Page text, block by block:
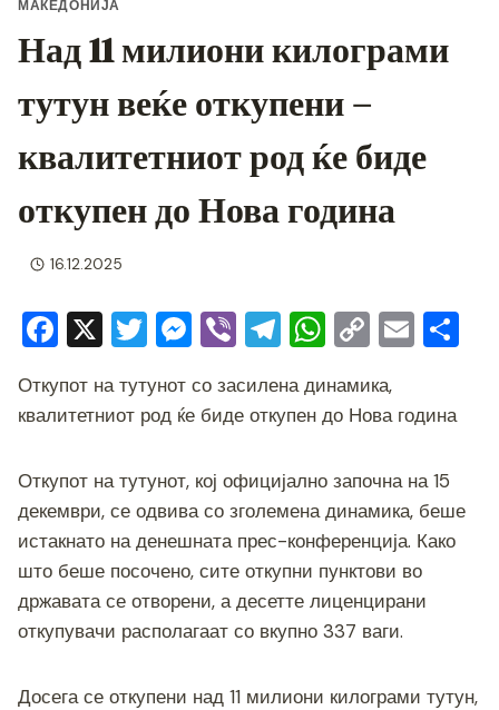
МАКЕДОНИЈА
Над 11 милиони килограми
тутун веќе откупени –
квалитетниот род ќе биде
откупен до Нова година
16.12.2025
F
c
e
b
o
o
k
X T
tt
er
M
ss
e
n
g
er
Vi
er
T
e
gr
a
m
W
at
s
A
p
p
C
p
y
Li
n
k
E
ai
l
Откупот на тутунот со засилена динамика,
квалитетниот род ќе биде откупен до Нова година
Откупот на тутунот, кој официјално започна на 15
декември, се одвива со зголемена динамика, беше
истакнато на денешната прес-конференција. Како
што беше посочено, сите откупни пунктови во
државата се отворени, а десетте лиценцирани
откупувачи располагаат со вкупно 337 ваги.
Досега се откупени над 11 милиони килограми тутун,